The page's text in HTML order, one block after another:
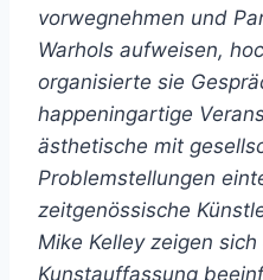
vorwegnehmen und
Warhols aufweisen,
organisierte sie
happeningartige
ästhetische mit
Problemstellungen
zeitgenössische
Mike Kelley zeigen
Kunstauffassung